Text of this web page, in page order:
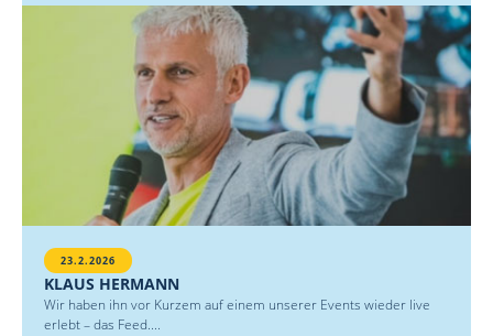
23.2.2026
KLAUS HERMANN
Wir haben ihn vor Kurzem auf einem unserer Events wieder live
erlebt – das Feed....